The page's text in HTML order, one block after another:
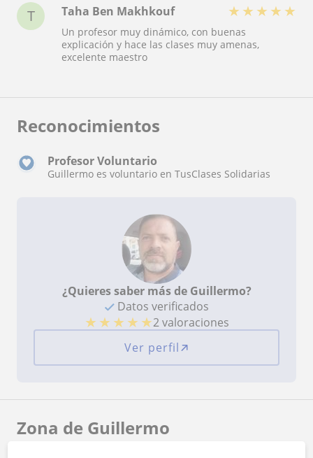
T Taha Ben Makhkouf ★ ★ ★ ★ ★
Un profesor muy dinámico, con buenas
explicación y hace las clases muy amenas,
excelente maestro
Reconocimientos
Profesor Voluntario
Guillermo es voluntario en TusClases Solidarias
¿Quieres saber más de Guillermo?
Datos verificados
★ ★ ★ ★ ★2 valoraciones
Ver perfil
Zona de Guillermo